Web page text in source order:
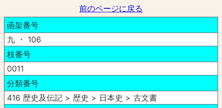
前のページに戻る
函架番号
九 ・ 106
枝番号
0011
分類番号
416 歴史及伝記 > 歴史 > 日本史 > 古文書